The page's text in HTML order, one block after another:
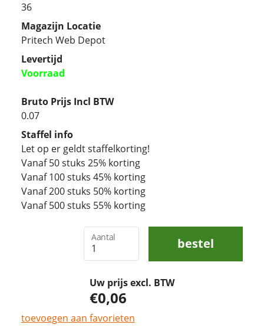
36
Magazijn Locatie
Pritech Web Depot
Levertijd
Voorraad
Bruto Prijs Incl BTW
0.07
Staffel info
Let op er geldt staffelkorting!
Vanaf 50 stuks 25% korting
Vanaf 100 stuks 45% korting
Vanaf 200 stuks 50% korting
Vanaf 500 stuks 55% korting
Aantal bestel
Uw prijs excl. BTW
0,06
toevoegen aan favorieten